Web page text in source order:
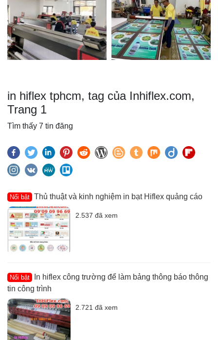
in hiflex tphcm, tag của Inhiflex.com,
Trang 1
Tìm thấy 7 tin đăng
Nổi bật Thủ thuật và kinh nghiệm in bạt Hiflex quảng cáo
2.537 đã xem
Nổi bật
In hiflex công trường để làm bảng thông báo thông
tin công trình
2.721 đã xem